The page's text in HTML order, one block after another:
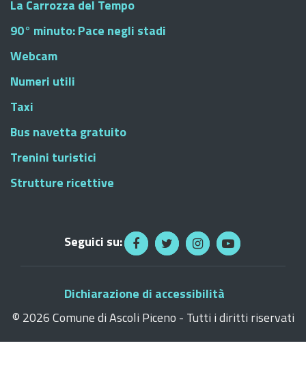
La Carrozza del Tempo
90° minuto: Pace negli stadi
Webcam
Numeri utili
Taxi
Bus navetta gratuito
Trenini turistici
Strutture ricettive
Seguici su:
Dichiarazione di accessibilità
© 2026 Comune di Ascoli Piceno - Tutti i diritti riservati